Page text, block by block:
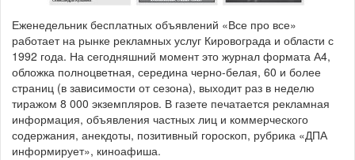
Еженедельник бесплатных объявлений «Все про все»
работает на рынке рекламных услуг Кировограда и области с
1992 года. На сегодняшний момент это журнал формата А4,
обложка полноцветная, середина черно-белая, 60 и более
страниц (в зависимости от сезона), выходит раз в неделю
тиражом 8 000 экземпляров. В газете печатается рекламная
информация, объявления частных лиц и коммерческого
содержания, анекдоты, позитивный гороскоп, рубрика «ДПА
информирует», киноафиша.